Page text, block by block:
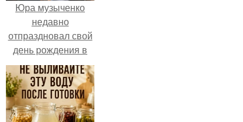
Юра музыченко
недавно
отпраздновал свой
день рождения в
кругу самых
близких и родных
людей.